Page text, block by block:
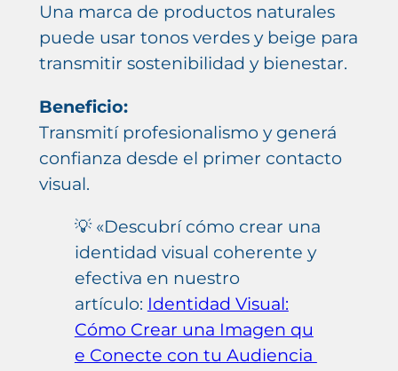
Una marca de productos naturales
puede usar tonos verdes y beige para
transmitir sostenibilidad y bienestar.
Beneficio:
Transmití profesionalismo y generá
confianza desde el primer contacto
visual.
💡 «Descubrí cómo crear una
identidad visual coherente y
efectiva en nuestro
artículo: Identidad Visual:
Cómo Crear una Imagen qu
e Conecte con tu Audiencia